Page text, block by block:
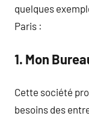
quelques
Paris :
1. Mon
Cette société
besoins des